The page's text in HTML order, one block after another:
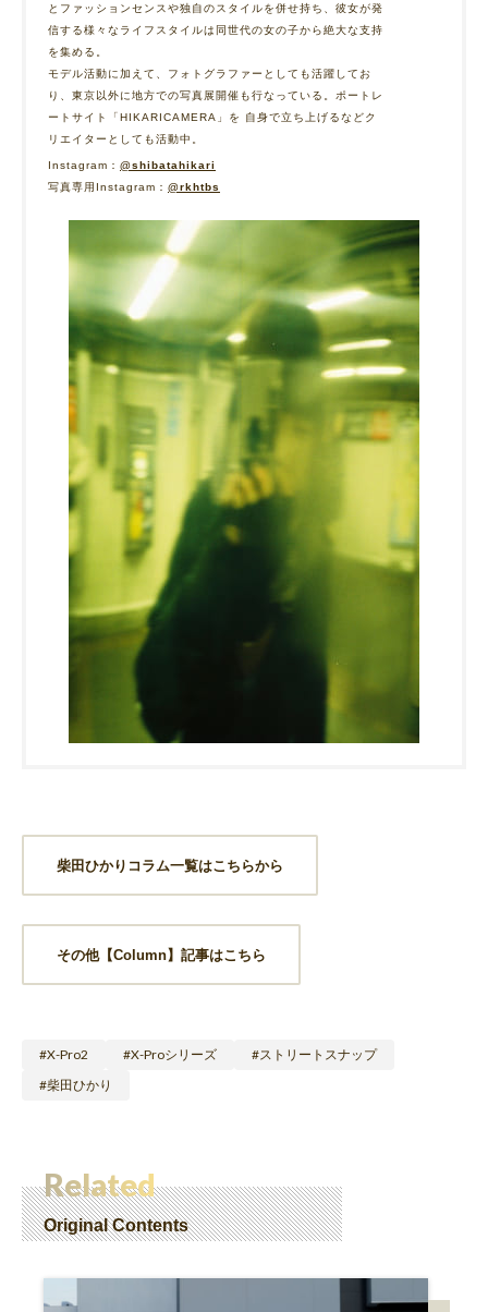
とファッションセンスや独自のスタイルを併せ持ち、彼女が発
信する様々なライフスタイルは同世代の女の子から絶大な支持
を集める。
モデル活動に加えて、フォトグラファーとしても活躍してお
り、東京以外に地方での写真展開催も行なっている。ポートレ
ートサイト「HIKARICAMERA」を 自身で立ち上げるなどク
リエイターとしても活動中。
Instagram： @shibatahikari
写真専用Instagram： @rkhtbs
柴田ひかりコラム一覧はこちらから
その他【Column】記事はこちら
X-Pro2 X-Proシリーズ
ストリートスナップ
柴田ひかり
Related
Original Contents